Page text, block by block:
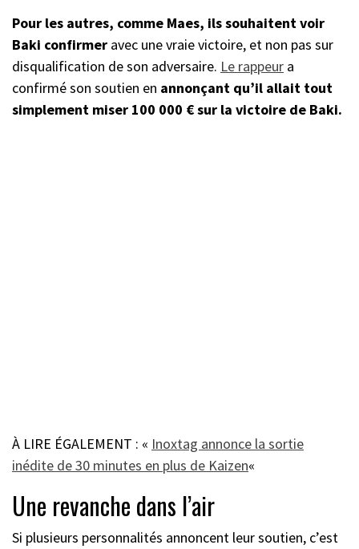
Pour les autres, comme Maes, ils souhaitent voir
Baki confirmer avec une vraie victoire, et non pas sur
disqualification de son adversaire. Le rappeur a
confirmé son soutien en annonçant qu’il allait tout
simplement miser 100 000 € sur la victoire de Baki.
À LIRE ÉGALEMENT : « Inoxtag annonce la sortie
inédite de 30 minutes en plus de Kaizen«
Une revanche dans l’air
Si plusieurs personnalités annoncent leur soutien, c’est